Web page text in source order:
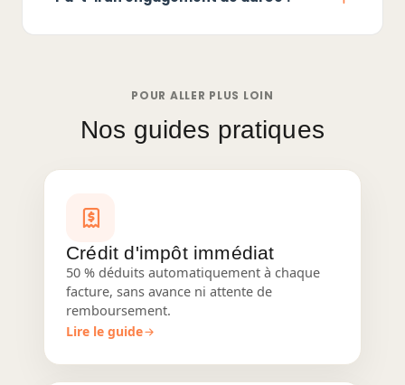
POUR ALLER PLUS LOIN
Nos guides pratiques
Crédit d'impôt immédiat
50 % déduits automatiquement à chaque
facture, sans avance ni attente de
remboursement.
Lire le guide